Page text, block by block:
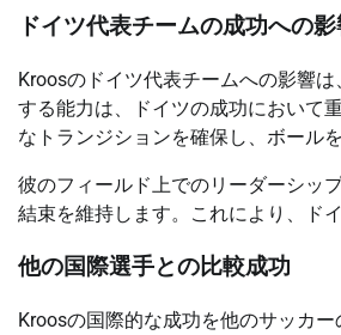
ドイツ代表チームの成功への
Kroosのドイツ代表チームへの影響
する能力は、ドイツの成功において
なトランジションを確保し、ボール
彼のフィールド上でのリーダーシッ
結束を維持します。これにより、ド
他の国際選手との比較成功
Kroosの国際的な成功を他のサッカ